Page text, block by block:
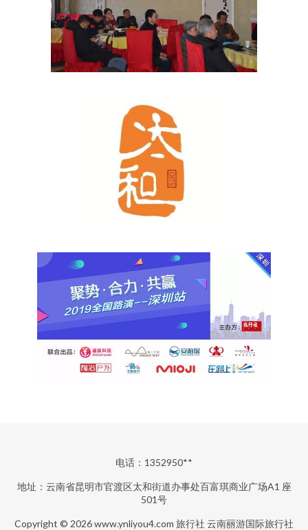
电话：1352950**
地址：云南省昆明市官渡区太和街道办事处百富琪商业广场A1 座
501号
Copyright © 2026www.ynliyou4.com 旅行社 云南丽游国际旅行社